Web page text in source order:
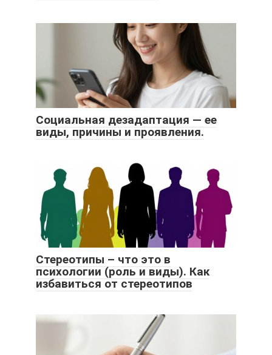
Социальная дезадаптация — ее
виды, причины и проявления.
Стереотипы – что это в
психологии (роль и виды). Как
избавиться от стереотипов